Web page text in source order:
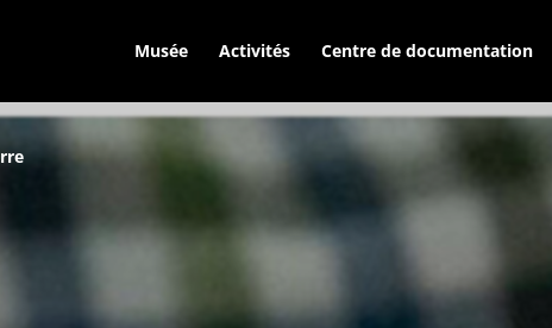
Musée Activités Centre de documentation